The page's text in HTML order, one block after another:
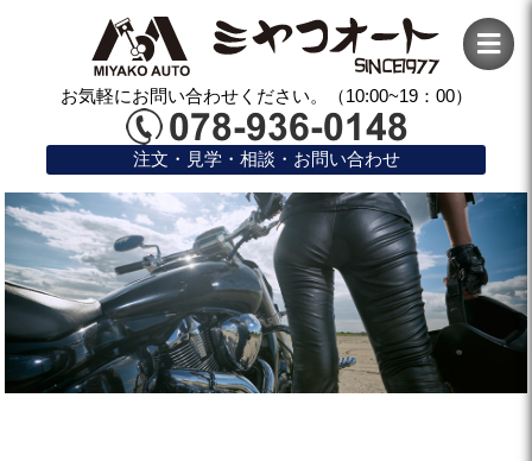
お気軽にお問い合わせください。（10:00~19：00）
注文・見学・相談・お問い合わせ